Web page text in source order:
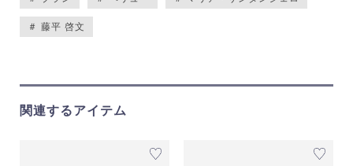
＃ 藤平 啓文
関連するアイテム